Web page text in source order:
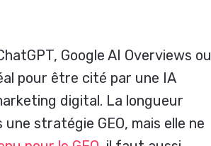
Google AI Overviews ou
pour être cité par une IA
digital. La longueur
stratégie GEO, mais elle ne